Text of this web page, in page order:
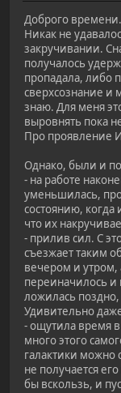
Доброго времени.
Никак не
закручивании.
получалось
пропадала, либо
сверхсознание и
знаю. Для меня
выровнять пока
Про проявление
Однако, были и
- на работе
уменьшилась,
состоянию, когда
что их
- прилив сил. С
съезжает таким
вечером и утром,
переиначилось и
ложилась поздно,
Удивительно
- ощутила время в
много этого
галактики можно
не получается
бы вскользь, и